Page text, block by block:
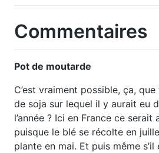
Commentaires
Pot de moutarde
C’est vraiment possible, ça,
de soja sur lequel il y aurait eu
l’année ? Ici en France ce
puisque le blé se récolte en
plante en mai. Et puis même